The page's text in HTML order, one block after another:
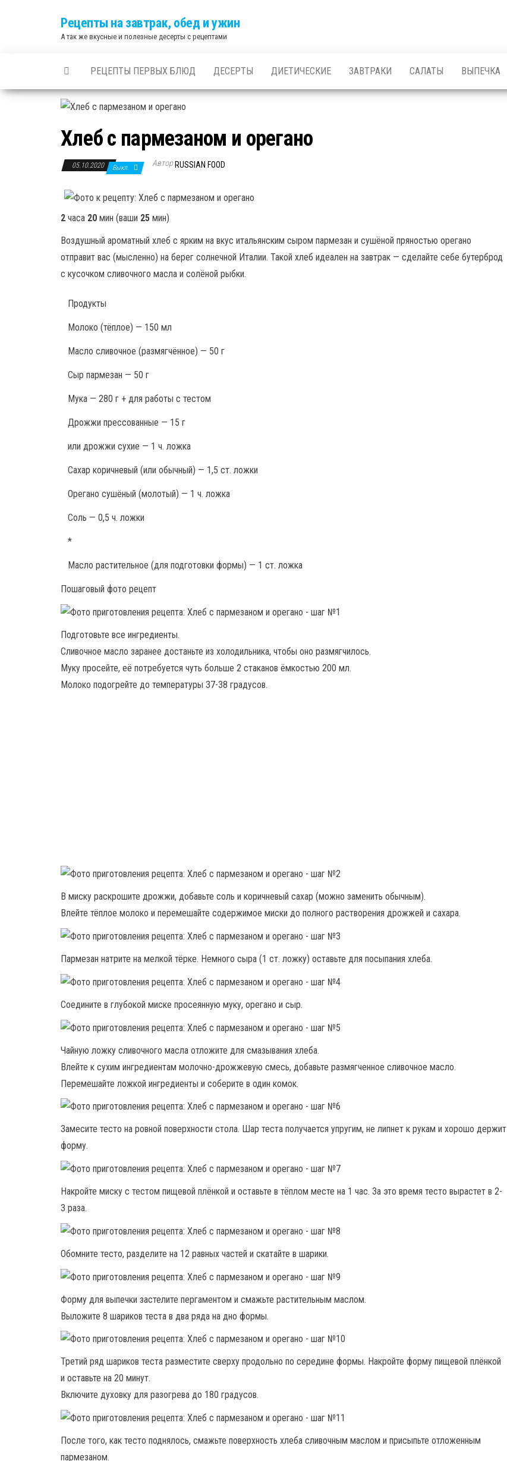
Рецепты на завтрак, обед и ужин
А так же вкусные и полезные десерты с рецептами
РЕЦЕПТЫ ПЕРВЫХ БЛЮД ДЕСЕРТЫ ДИЕТИЧЕСКИЕ ЗАВТРАКИ САЛАТЫ ВЫПЕЧКА
Хлеб с пармезаном и орегано
05.10.2020 Выкл. Автор RUSSIAN FOOD
2 часа 20 мин (ваши 25 мин)
Воздушный ароматный хлеб с ярким на вкус итальянским сыром пармезан и сушёной пряностью орегано
отправит вас (мысленно) на берег солнечной Италии. Такой хлеб идеален на завтрак — сделайте себе бутерброд
с кусочком сливочного масла и солёной рыбки.
Продукты
Молоко (тёплое) — 150 мл
Масло сливочное (размягчённое) — 50 г
Сыр пармезан — 50 г
Мука — 280 г + для работы с тестом
Дрожжи прессованные — 15 г
или дрожжи сухие — 1 ч. ложка
Сахар коричневый (или обычный) — 1,5 ст. ложки
Орегано сушёный (молотый) — 1 ч. ложка
Соль — 0,5 ч. ложки
*
Масло растительное (для подготовки формы) — 1 ст. ложка
Пошаговый фото рецепт
Подготовьте все ингредиенты.
Сливочное масло заранее достаньте из холодильника, чтобы оно размягчилось.
Муку просейте, её потребуется чуть больше 2 стаканов ёмкостью 200 мл.
Молоко подогрейте до температуры 37-38 градусов.
В миску раскрошите дрожжи, добавьте соль и коричневый сахар (можно заменить обычным).
Влейте тёплое молоко и перемешайте содержимое миски до полного растворения дрожжей и сахара.
Пармезан натрите на мелкой тёрке. Немного сыра (1 ст. ложку) оставьте для посыпания хлеба.
Соедините в глубокой миске просеянную муку, орегано и сыр.
Чайную ложку сливочного масла отложите для смазывания хлеба.
Влейте к сухим ингредиентам молочно-дрожжевую смесь, добавьте размягченное сливочное масло.
Перемешайте ложкой ингредиенты и соберите в один комок.
Замесите тесто на ровной поверхности стола. Шар теста получается упругим, не липнет к рукам и хорошо держит
форму.
Накройте миску с тестом пищевой плёнкой и оставьте в тёплом месте на 1 час. За это время тесто вырастет в 2-
3 раза.
Обомните тесто, разделите на 12 равных частей и скатайте в шарики.
Форму для выпечки застелите пергаментом и смажьте растительным маслом.
Выложите 8 шариков теста в два ряда на дно формы.
Третий ряд шариков теста разместите сверху продольно по середине формы. Накройте форму пищевой плёнкой
и оставьте на 20 минут.
Включите духовку для разогрева до 180 градусов.
После того, как тесто поднялось, смажьте поверхность хлеба сливочным маслом и присыпьте отложенным
пармезаном.